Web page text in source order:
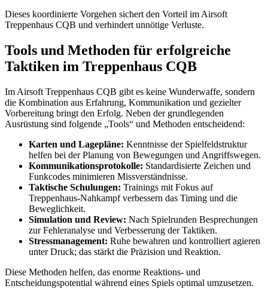
Dieses koordinierte Vorgehen sichert den Vorteil im Airsoft
Treppenhaus CQB und verhindert unnötige Verluste.
Tools und Methoden für erfolgreiche
Taktiken im Treppenhaus CQB
Im Airsoft Treppenhaus CQB gibt es keine Wunderwaffe, sondern
die Kombination aus Erfahrung, Kommunikation und gezielter
Vorbereitung bringt den Erfolg. Neben der grundlegenden
Ausrüstung sind folgende „Tools“ und Methoden entscheidend:
Karten und Lagepläne: Kenntnisse der Spielfeldstruktur
helfen bei der Planung von Bewegungen und Angriffswegen.
Kommunikationsprotokolle: Standardisierte Zeichen und
Funkcodes minimieren Missverständnisse.
Taktische Schulungen: Trainings mit Fokus auf
Treppenhaus-Nahkampf verbessern das Timing und die
Beweglichkeit.
Simulation und Review: Nach Spielrunden Besprechungen
zur Fehleranalyse und Verbesserung der Taktiken.
Stressmanagement: Ruhe bewahren und kontrolliert agieren
unter Druck; das stärkt die Präzision und Reaktion.
Diese Methoden helfen, das enorme Reaktions- und
Entscheidungspotential während eines Spiels optimal umzusetzen.